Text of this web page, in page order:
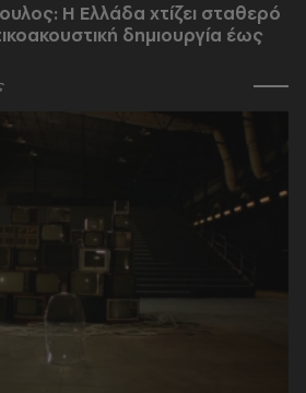
Η Ελλάδα χτίζει σταθερό
δημιουργία έως